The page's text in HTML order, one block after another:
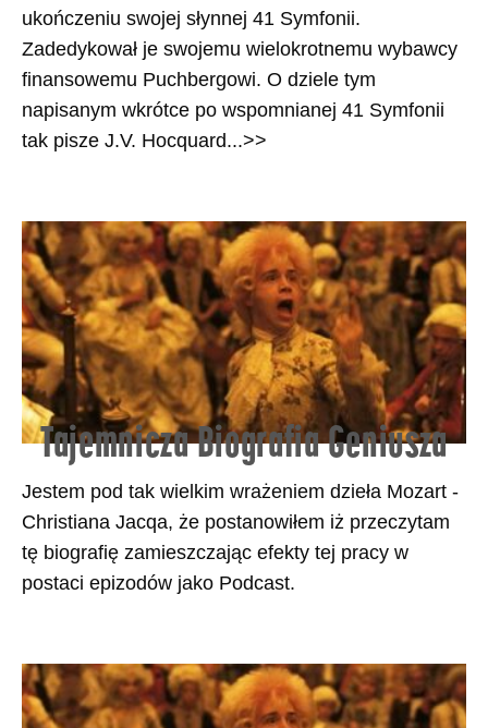
ukończeniu swojej słynnej 41 Symfonii.
Zadedykował je swojemu wielokrotnemu wybawcy
finansowemu Puchbergowi. O dziele tym
napisanym wkrótce po wspomnianej 41 Symfonii
tak pisze J.V. Hocquard...>>
Tajemnicza Biografia Geniusza
Jestem pod tak wielkim wrażeniem dzieła Mozart -
Christiana Jacqa, że postanowiłem iż przeczytam
tę biografię zamieszczając efekty tej pracy w
postaci epizodów jako Podcast.